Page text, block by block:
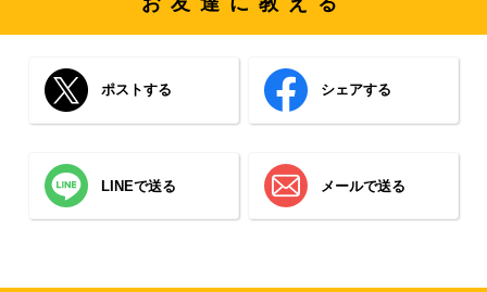
ポストする シェアする
LINEで送る メールで送る